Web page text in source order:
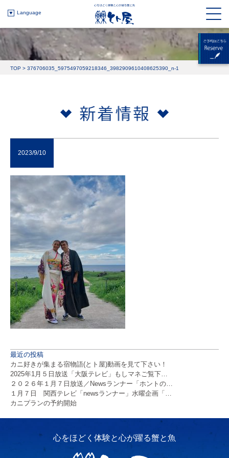
Language
TOP > 376706035_5975497059218346_3982909610408625390_n-1
2023/9/10
最近の投稿
カニ好きが集まる宿物語(とト屋)動画を見て下さい！
2025年1月５日放送「大阪テレビ」もしマネご覧下…
２０２６年１月７日放送／Newsランナー「ホントの…
１月７日 関西テレビ「newsランナー」水曜企画「…
カニプランの予約開始